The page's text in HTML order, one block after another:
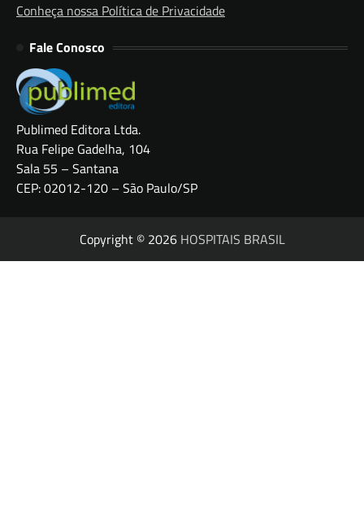
Conheça nossa Política de Privacidade
Fale Conosco
Publimed Editora Ltda.
Rua Felipe Gadelha, 104
Sala 55 – Santana
CEP: 02012-120 – São Paulo/SP
Copyright © 2026 HOSPITAIS BRASIL